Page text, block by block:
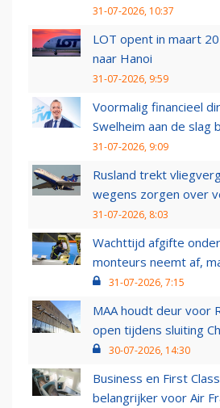
31-07-2026, 10:37
LOT opent in maart
naar Hanoi
31-07-2026, 9:59
Voormalig financieel
Swelheim aan de slag
31-07-2026, 9:09
Rusland trekt
wegens zorgen over
31-07-2026, 8:03
Wachttijd afgifte
monteurs neemt af,
31-07-2026, 7:15
MAA houdt deur voor
open tijdens sluiting
30-07-2026, 14:30
Business en First
belangrijker voor Air